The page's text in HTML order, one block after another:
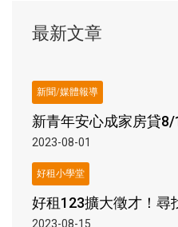
最新文章
新聞/媒體報導
新青年安心成家房貸
2023-08-01
好租小學堂
好租123擴大徵才！尋
2023-08-15